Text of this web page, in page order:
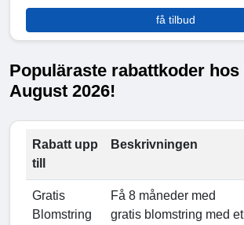
få tilbud
Populäraste rabattkoder hos
August 2026!
Rabatt upp
till
Beskrivningen
Gratis
Blomstring
Få 8 måneder med
gratis blomstring med et